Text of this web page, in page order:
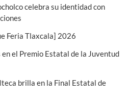
celebra su identidad con
Feria Tlaxcala] 2026
en el Premio Estatal de la Juventud
brilla en la Final Estatal de